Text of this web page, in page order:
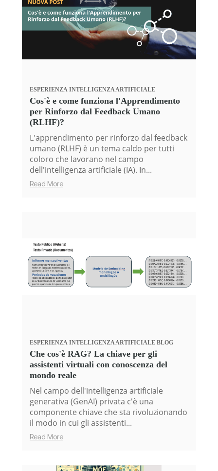
ESPERIENZA INTELLIGENZA ARTIFICIALE
Cos'è e come funziona l'Apprendimento
per Rinforzo dal Feedback Umano
(RLHF)?
L'apprendimento per rinforzo dal feedback
umano (RLHF) è un tema caldo per tutti
coloro che lavorano nel campo
dell'intelligenza artificiale (IA). In...
Read More
ESPERIENZA INTELLIGENZA ARTIFICIALE BLOG
Che cos'è RAG? La chiave per gli
assistenti virtuali con conoscenza del
mondo reale
Nel campo dell'intelligenza artificiale
generativa (GenAI) privata c'è una
componente chiave che sta rivoluzionando
il modo in cui gli assistenti...
Read More